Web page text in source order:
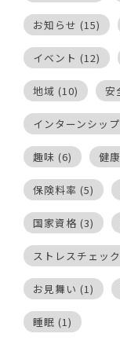
お知らせ (15)
イベント (12)
地域 (10) 安
インターンシップ
趣味 (6) 健
保険料率 (5)
国家資格 (3)
ストレスチェック
お見舞い (1)
睡眠 (1)